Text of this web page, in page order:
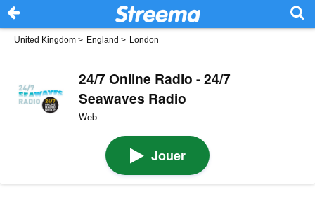
United Kingdom > England > London
24/7 Online Radio - 24/7
Seawaves Radio
Web
Jouer